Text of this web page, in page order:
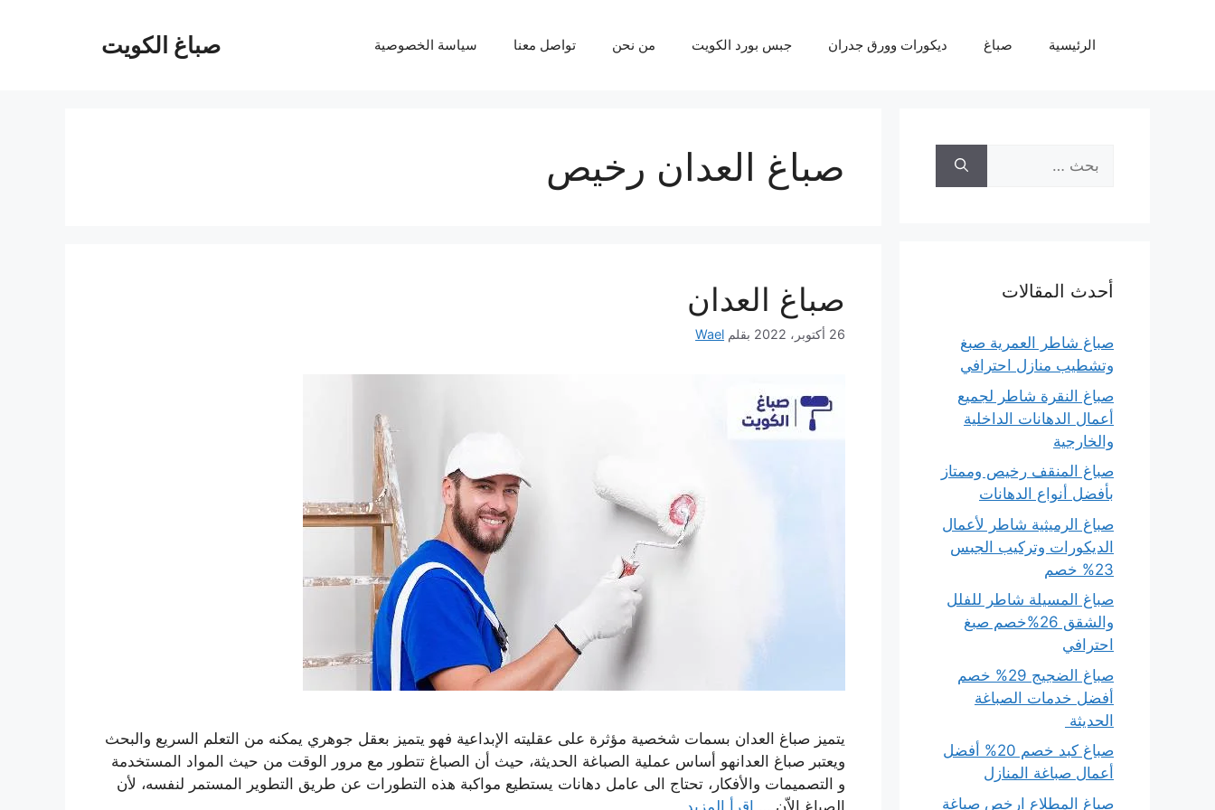
صباغ الكويت الرئيسية صباغ ديكورات وورق جدران جبس بورد الكويت من نحن تواصل معنا سياسة الخصوصية
صباغ العدان رخيص
صباغ العدان
26 أكتوبر، 2022 بقلم Wael
يتميز صباغ العدان بسمات شخصية مؤثرة على عقليته الإبداعية فهو يتميز بعقل جوهري يمكنه من التعلم السريع والبحث
ويعتبر صباغ العدانهو أساس عملية الصباغة الحديثة، حيث أن الصباغ تتطور مع مرور الوقت من حيث المواد المستخدمة
و التصميمات والأفكار، تحتاج الى عامل دهانات يستطيع مواكبة هذه التطورات عن طريق التطوير المستمر لنفسه، لأن
عن:
أحدث المقالات
صباغ شاطر العمرية صبغ
وتشطيب منازل احترافي
صباغ النقرة شاطر لجميع
أعمال الدهانات الداخلية
والخارجية
صباغ المنقف رخيص وممتاز
بأفضل أنواع الدهانات
صباغ الرميثية شاطر لأعمال
الديكورات وتركيب الجبس
23% خصم
صباغ المسيلة شاطر للفلل
والشقق 26%خصم صبغ
احترافي
صباغ الضجيج 29% خصم
أفضل خدمات الصباغة
الحديثة
صباغ كبد خصم 20% أفضل
أعمال صباغة المنازل
صباغ المطلاع ارخص صباغة